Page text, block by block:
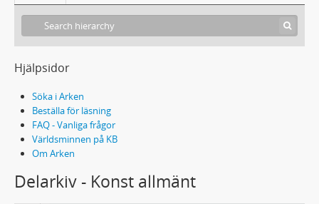
Hjälpsidor
Söka i Arken
Beställa för läsning
FAQ - Vanliga frågor
Världsminnen på KB
Om Arken
Delarkiv - Konst allmänt
288 Eh 1 - Ulla Ehrensvärds boksamling
Konsthistoria
Konstnärer
Utställningar och kataloger